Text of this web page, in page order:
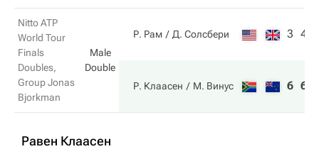
Nitto ATP
World Tour
Finals
Doubles,
Group Jonas
Bjorkman
Male
Double
Р. Рам Д. Солсбери 3 4
Р. Клаасен М. Винус 6 6
Равен Клаасен